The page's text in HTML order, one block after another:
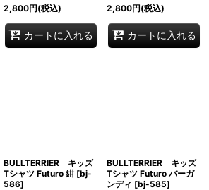
2,800円(税込)
カートに入れる
2,800円(税込)
カートに入れる
BULLTERRIER キッズ
Tシャツ Futuro 紺 [bj-
586]
BULLTERRIER キッズ
Tシャツ Futuro バーガ
ンディ [bj-585]